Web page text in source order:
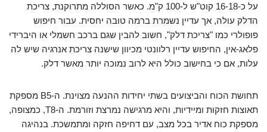
על כ-16-18 קוט"ש ל-100 ק"מ. כאשר הסוללה מתרוקנת, צריכת
הדלק עולה, אך עדיין נשמרת ברמה טובה יחסית. עבור חיפוש
פופולרי כמו "צריכת דלק", חשוב להבין שגם ברכב חשמלי או היברידי
פלאג-אין, החיפוש עדיין רלוונטי מכיוון שישנה צריכת אנרגיה שיש לה
עלות, אם כי בחישוב כולל היא לרוב נמוכה יותר מאשר דלק.
תחושת הכוח והביצועים בשתי יחידות ההנעה מצוינת. ה-B5 מספקת
תאוצות חזקות ומיידיות, והיא מרגישה נמרצת וזורמת. ה-T8, כמצופה,
מספקת כוח אדיר בכל מצב, עם דחיפה חזקה ומתמשכת. בנהיגה